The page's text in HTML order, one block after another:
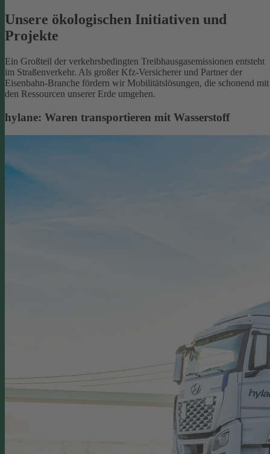
Unsere ökologischen Initiativen und
Projekte
Ein Großteil der verkehrsbedingten Treibhausgasemissionen entsteht
im Straßenverkehr. Als großer Kfz-Versicherer und Partner der
Eisenbahn-Branche fördern wir Mobilitätslösungen, die schonend mit
den Ressourcen unserer Erde umgehen.
hylane: Waren transportieren mit Wasserstoff